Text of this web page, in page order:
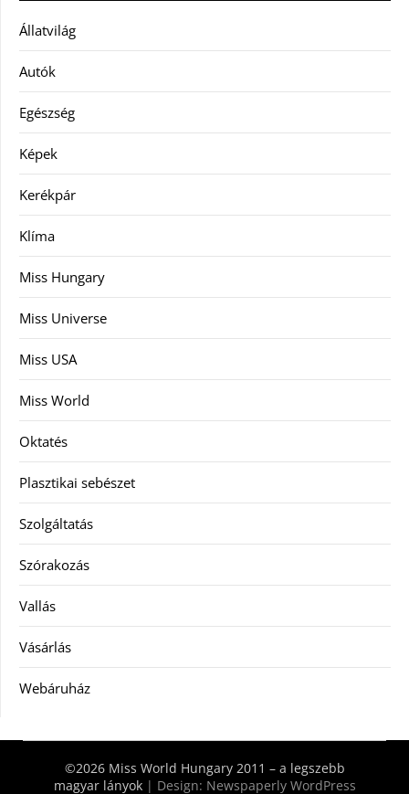
Állatvilág
Autók
Egészség
Képek
Kerékpár
Klíma
Miss Hungary
Miss Universe
Miss USA
Miss World
Oktatés
Plasztikai sebészet
Szolgáltatás
Szórakozás
Vallás
Vásárlás
Webáruház
©2026 Miss World Hungary 2011 – a legszebb
magyar lányok | Design: Newspaperly WordPress